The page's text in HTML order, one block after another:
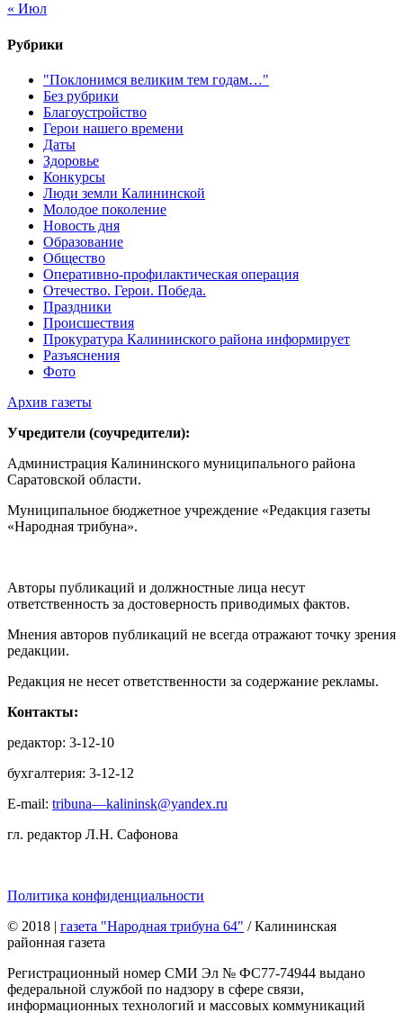
« Июл
Рубрики
"Поклонимся великим тем годам…"
Без рубрики
Благоустройство
Герои нашего времени
Даты
Здоровье
Конкурсы
Люди земли Калининской
Молодое поколение
Новость дня
Образование
Общество
Оперативно-профилактическая операция
Отечество. Герои. Победа.
Праздники
Происшествия
Прокуратура Калининского района информирует
Разъяснения
Фото
Архив газеты
Учредители (соучредители):
Администрация Калининского муниципального района
Саратовской области.
Муниципальное бюджетное учреждение «Редакция газеты
«Народная трибуна».
Авторы публикаций и должностные лица несут
ответственность за достоверность приводимых фактов.
Мнения авторов публикаций не всегда отражают точку зрения
редакции.
Редакция не несет ответственности за содержание рекламы.
Контакты:
редактор: 3-12-10
бухгалтерия: 3-12-12
E-mail: tribuna—kalininsk@yandex.ru
гл. редактор Л.Н. Сафонова
Политика конфиденциальности
© 2018 | газета "Народная трибуна 64" / Калининская
районная газета
Регистрационный номер СМИ Эл № ФС77-74944 выдано
федеральной службой по надзору в сфере связи,
информационных технологий и массовых коммуникаций